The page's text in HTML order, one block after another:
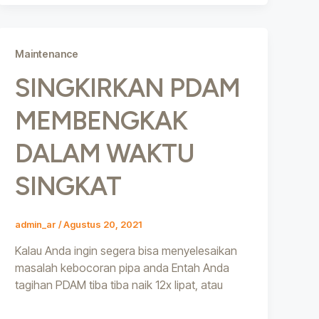
Maintenance
SINGKIRKAN PDAM
MEMBENGKAK
DALAM WAKTU
SINGKAT
admin_ar/Agustus 20, 2021
Kalau Anda ingin segera bisa menyelesaikan
masalah kebocoran pipa anda Entah Anda
tagihan PDAM tiba tiba naik 12x lipat, atau